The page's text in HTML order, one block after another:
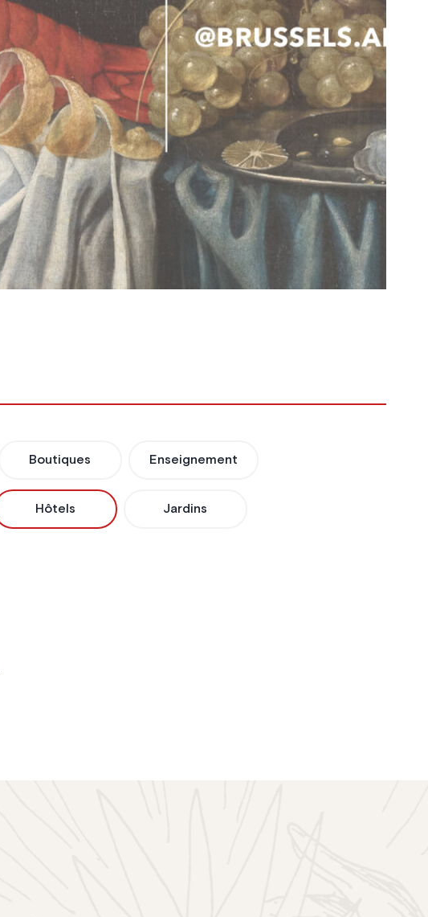
Boutiques Enseignement
Hôtels Jardins